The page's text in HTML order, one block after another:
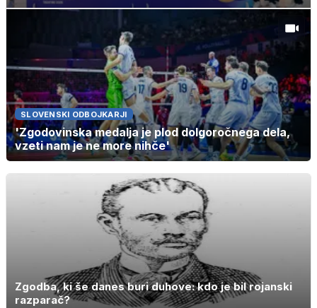
SLOVENSKI ODBOJKARJI
'Zgodovinska medalja je plod dolgoročnega dela,
vzeti nam je ne more nihče'
Zgodba, ki še danes buri duhove: kdo je bil rojanski
razparač?